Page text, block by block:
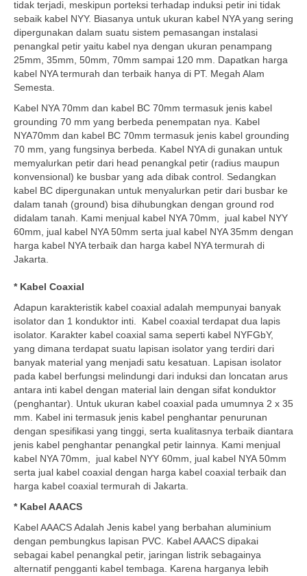
tidak terjadi, meskipun porteksi terhadap induksi petir ini tidak
sebaik kabel NYY. Biasanya untuk ukuran kabel NYA yang sering
dipergunakan dalam suatu sistem pemasangan instalasi
penangkal petir yaitu kabel nya dengan ukuran penampang
25mm, 35mm, 50mm, 70mm sampai 120 mm. Dapatkan harga
kabel NYA termurah dan terbaik hanya di PT. Megah Alam
Semesta.
Kabel NYA 70mm dan kabel BC 70mm termasuk jenis kabel
grounding 70 mm yang berbeda penempatan nya. Kabel
NYA70mm dan kabel BC 70mm termasuk jenis kabel grounding
70 mm, yang fungsinya berbeda. Kabel NYA di gunakan untuk
memyalurkan petir dari head penangkal petir (radius maupun
konvensional) ke busbar yang ada dibak control. Sedangkan
kabel BC dipergunakan untuk menyalurkan petir dari busbar ke
dalam tanah (ground) bisa dihubungkan dengan ground rod
didalam tanah. Kami menjual kabel NYA 70mm, jual kabel NYY
60mm, jual kabel NYA 50mm serta jual kabel NYA 35mm dengan
harga kabel NYA terbaik dan harga kabel NYA termurah di
Jakarta.
* Kabel Coaxial
Adapun karakteristik kabel coaxial adalah mempunyai banyak
isolator dan 1 konduktor inti. Kabel coaxial terdapat dua lapis
isolator. Karakter kabel coaxial sama seperti kabel NYFGbY,
yang dimana terdapat suatu lapisan isolator yang terdiri dari
banyak material yang menjadi satu kesatuan. Lapisan isolator
pada kabel berfungsi melindungi dari induksi dan loncatan arus
antara inti kabel dengan material lain dengan sifat konduktor
(penghantar). Untuk ukuran kabel coaxial pada umumnya 2 x 35
mm. Kabel ini termasuk jenis kabel penghantar penurunan
dengan spesifikasi yang tinggi, serta kualitasnya terbaik diantara
jenis kabel penghantar penangkal petir lainnya. Kami menjual
kabel NYA 70mm, jual kabel NYY 60mm, jual kabel NYA 50mm
serta jual kabel coaxial dengan harga kabel coaxial terbaik dan
harga kabel coaxial termurah di Jakarta.
* Kabel AAACS
Kabel AAACS Adalah Jenis kabel yang berbahan aluminium
dengan pembungkus lapisan PVC. Kabel AAACS dipakai
sebagai kabel penangkal petir, jaringan listrik sebagainya
alternatif pengganti kabel tembaga. Karena harganya lebih